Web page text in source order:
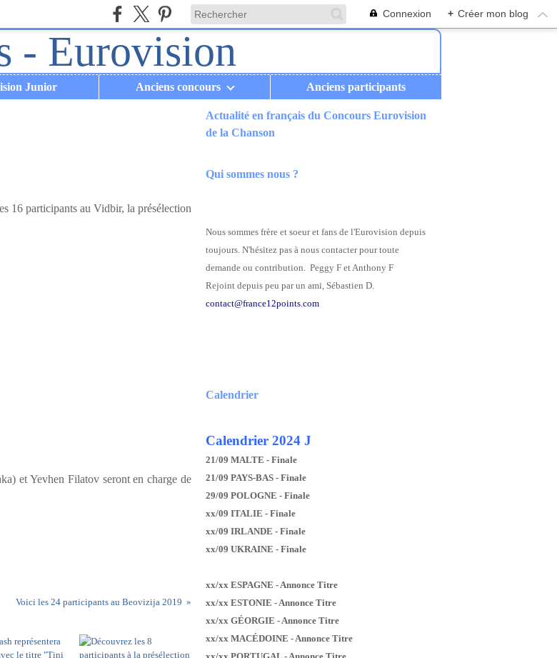
Connexion + Créer mon blog
Junior Anciens concours Anciens participants
16 participants au Vidbir, la présélection
et Yevhen Filatov seront en charge de
Voici les 24 participants au Beovizija 2019
Actualité en français du Concours Eurovision
de la Chanson
Qui sommes nous ?
Nous sommes frère et soeur et fans de l'Eurovision depuis
toujours. N'hésitez pas à nous contacter pour toute
demande ou contribution. Peggy F et Anthony F
Rejoint depuis peu par un ami, Sébastien D.
contact@france12points.com
Calendrier
Calendrier 2024 J
21/09 MALTE - Finale
21/09 PAYS-BAS - Finale
29/09 POLOGNE - Finale
xx/09 ITALIE - Finale
xx/09 IRLANDE - Finale
xx/09 UKRAINE - Finale
xx/xx ESPAGNE - Annonce Titre
xx/xx ESTONIE - Annonce Titre
xx/xx GÉORGIE - Annonce Titre
xx/xx MACÉDOINE - Annonce Titre